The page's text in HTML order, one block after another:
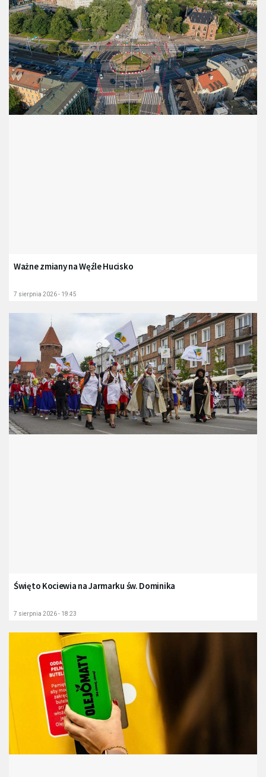
Ważne zmiany na Węźle Hucisko
7 sierpnia 2026 - 19:45
Święto Kociewia na Jarmarku św. Dominika
7 sierpnia 2026 - 18:23